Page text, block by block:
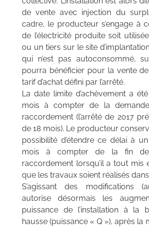
de vente avec injection du
cadre, le producteur s’engage à
de l’électricité produite soit
ou un tiers sur le site
qui n’est pas autoconsommé,
pourra bénéficier pour la vente
tarif d’achat défini par l’arrêté.
La date limite d’achèvement a
mois à compter de la
raccordement (l’arrêté de 2017
de 18 mois). Le producteur
possibilité d’étendre ce délai à
mois à compter de la fin
raccordement lorsqu’il a tout
que les travaux soient réalisés
S’agissant des modifications
autorise désormais les
puissance de l’installation à la
hausse (puissance « Q »), après la